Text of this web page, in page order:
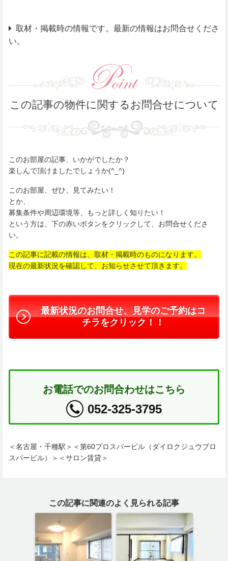
取材・掲載時の情報です。最新の情報はお問合せくださ
い。
この記事の物件に関するお問合せについて
このお部屋の記事、いかがでしたか？
楽しんで頂けましたでしょうか(^_^)
このお部屋、ぜひ、見てみたい！
とか、
募集条件や周辺環境等、もっと詳しく知りたい！
という方は、下の赤いボタンをクリックして、お問合せくださ
い。
この記事に記載の情報は、取材・掲載時のものになります。
現在の最新状況を確認して、お知らせさせて頂きます。
最新状況のお問合せ、見学のご予約はコ
チラをクリック！！
お電話でのお問合わせはこちら
052-325-3795
＜名古屋・千種駅＞＜第60プロスパービル（ダイロクジュウプロ
スパービル）＞＜サロン賃貸＞
この記事に関連のよく見られる記事